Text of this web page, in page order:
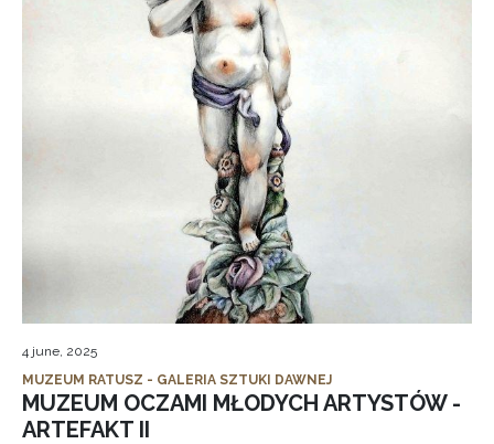
4 june, 2025
MUZEUM RATUSZ - GALERIA SZTUKI DAWNEJ
MUZEUM OCZAMI MŁODYCH ARTYSTÓW -
ARTEFAKT II